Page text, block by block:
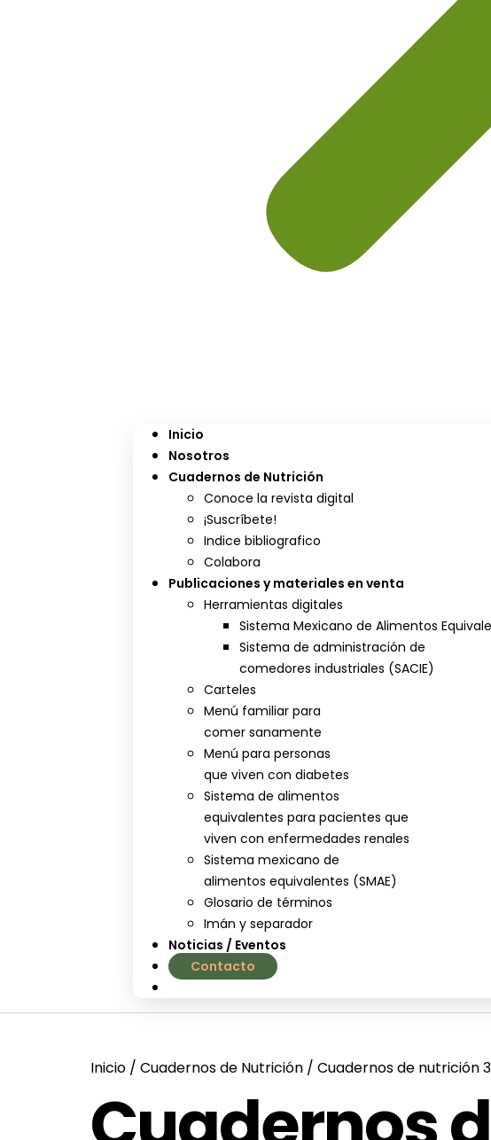
Inicio
Nosotros
Cuadernos de Nutrición
Conoce la revista digital
¡Suscríbete!
Indice bibliografico
Colabora
Publicaciones y materiales en venta
Herramientas digitales
Sistema Mexicano de Alimentos
Sistema de administración de
comedores industriales (SACIE)
Carteles
Menú familiar para
comer sanamente
Menú para personas
que viven con diabetes
Sistema de alimentos
equivalentes para pacientes que
viven con enfermedades renales
Sistema mexicano de
alimentos equivalentes (SMAE)
Glosario de términos
Imán y separador
Noticias / Eventos
Contacto
Inicio / Cuadernos de Nutrición / Cuadernos de nutrición